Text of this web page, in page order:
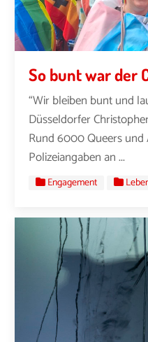
So bunt war der
“Wir bleiben bunt und
Düsseldorfer
Rund 6000 Queers
Polizeiangaben an ...
Engagement